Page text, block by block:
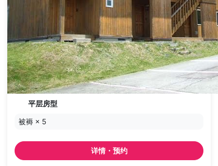
平层房型
被褥 × 5
详情・预约